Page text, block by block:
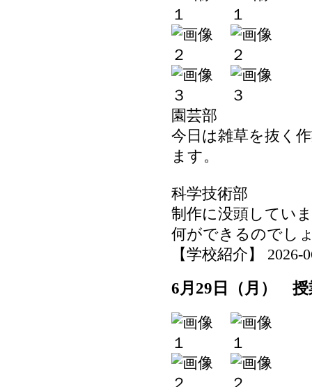
園芸部
今日は雑草を抜く
ます。
科学技術部
制作に没頭してい
何ができるのでし
【学校紹介】 2026-
6月29日（月） 授